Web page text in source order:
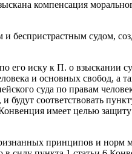
компенсация
и беспристрастным судом,
его иску к П. о взыскании
и основных свобод, а
суда по правам
будут соответствовать
имеет целью защиту
принципов и норм